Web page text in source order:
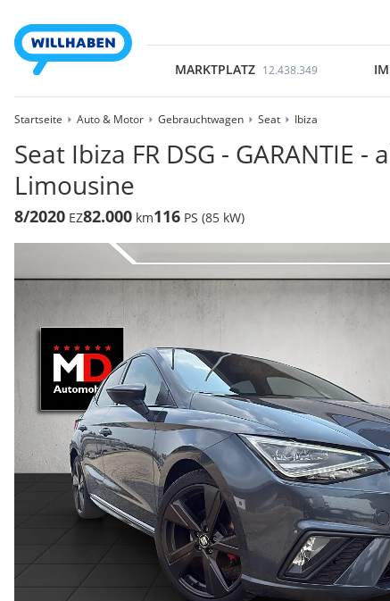
MARKTPLATZ 12.438.349
Startseite Auto & Motor Gebrauchtwagen Seat Ibiza
Seat Ibiza FR DSG - GARANTIE
Limousine
8/2020 EZ82.000 km116 PS (85 kW)